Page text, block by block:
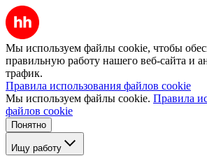
Мы используем файлы cookie, чтобы
правильную работу нашего веб-сайта и
трафик.
Правила использования файлов cookie
Мы используем файлы cookie. Правила
файлов cookie
Понятно
Ищу работу